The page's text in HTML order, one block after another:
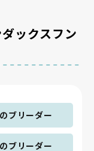
ックスフン
ブリーダー
ブリーダー